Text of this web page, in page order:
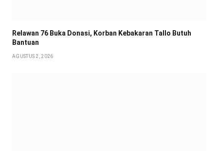
Relawan 76 Buka Donasi, Korban Kebakaran Tallo Butuh
Bantuan
AGUSTUS 2, 2026